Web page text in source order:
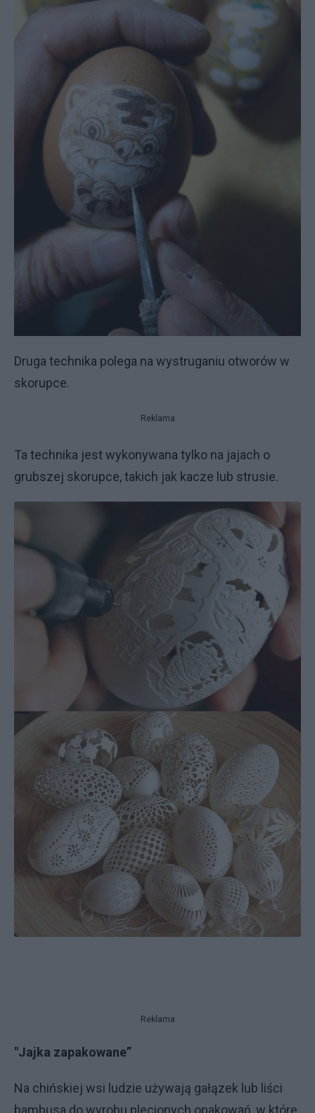
Druga technika polega na wystruganiu otworów w
skorupce.
Reklama
Ta technika jest wykonywana tylko na jajach o
grubszej skorupce, takich jak kacze lub strusie.
Reklama
"Jajka zapakowane”
Na chińskiej wsi ludzie używają gałązek lub liści
bambusa do wyrobu plecionych opakowań, w które